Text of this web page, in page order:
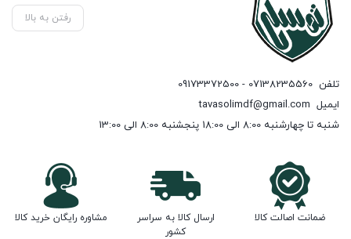
رفتن به بالا
تلفن 07138235560 - 09173372500
ایمیل tavasolimdf@gmail.com
شنبه تا چهارشنبه 8:00 الی 18:00 پنجشنبه 8:00 الی 13:00
ضمانت اصالت کالا
ارسال کالا به سراسر
کشور
مشاوره رایگان خرید کالا